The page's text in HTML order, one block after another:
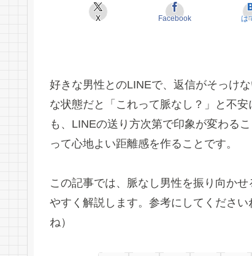
X Facebook は
好きな男性とのLINEで、返信がそっけ
な状態だと「これって脈なし？」と不
も、LINEの送り方次第で印象が変わる
って心地よい距離感を作ることです。
この記事では、脈なし男性を振り向か
やすく解説します。参考にしてくださ
ね）